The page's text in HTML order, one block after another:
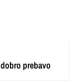
prebavo